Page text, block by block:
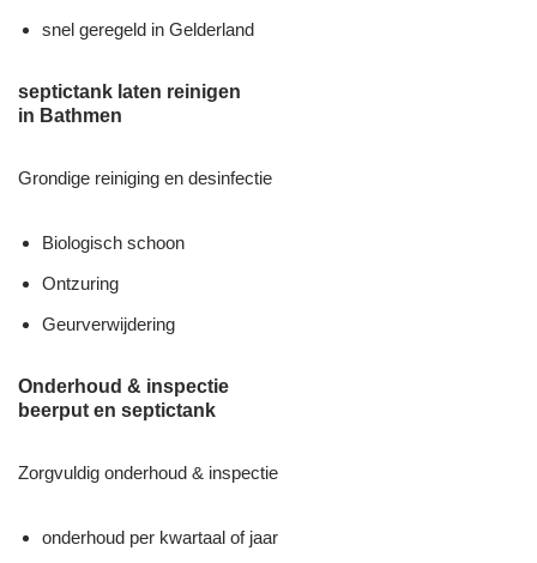
snel geregeld in Gelderland
septictank laten reinigen
in Bathmen
Grondige reiniging en desinfectie
Biologisch schoon
Ontzuring
Geurverwijdering
Onderhoud & inspectie
beerput en septictank
Zorgvuldig onderhoud & inspectie
onderhoud per kwartaal of jaar